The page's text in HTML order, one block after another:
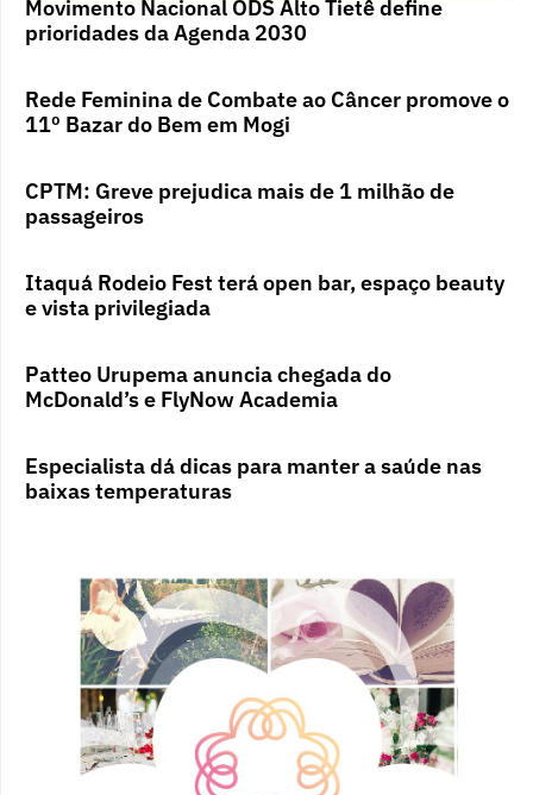
Movimento Nacional ODS Alto Tietê define
prioridades da Agenda 2030
Rede Feminina de Combate ao Câncer promove o
11º Bazar do Bem em Mogi
CPTM: Greve prejudica mais de 1 milhão de
passageiros
Itaquá Rodeio Fest terá open bar, espaço beauty
e vista privilegiada
Patteo Urupema anuncia chegada do
McDonald’s e FlyNow Academia
Especialista dá dicas para manter a saúde nas
baixas temperaturas